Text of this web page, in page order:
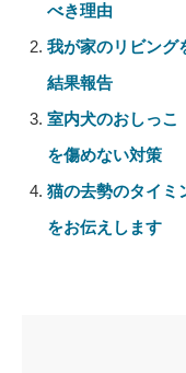
べき理由
我が家のリビング
結果報告
室内犬のおしっこ
を傷めない対策
猫の去勢のタイミ
をお伝えします